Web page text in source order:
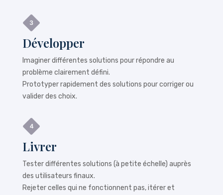
Développer
Imaginer différentes solutions pour répondre au
problème clairement défini.
Prototyper rapidement des solutions pour corriger ou
valider des choix.
Livrer
Tester différentes solutions (à petite échelle) auprès
des utilisateurs finaux.
Rejeter celles qui ne fonctionnent pas, itérer et